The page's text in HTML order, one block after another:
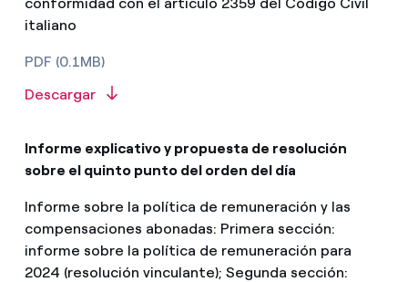
italiano
PDF (0.1MB)
Descargar
Informe explicativo y propuesta de resolución
sobre el quinto punto del orden del día
Informe sobre la política de remuneración y las
compensaciones abonadas: Primera sección:
informe sobre la política de remuneración para
2024 (resolución vinculante); Segunda sección: